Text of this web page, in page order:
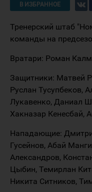
В ИЗБРАННОЕ
Тренерский штаб
команды на
Вратари: Роман
Защитники: Матвей
Руслан Тусупбеков,
Лукавенко, Даниал
Хакназар Кенесбай,
Нападающие:
Гусейнов, Абай
Александров,
Цыбин, Темирлан
Никита Ситников,